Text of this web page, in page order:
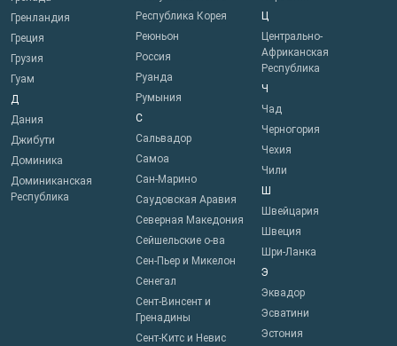
Гренландия
Греция
Грузия
Гуам
Д
Дания
Джибути
Доминика
Доминиканская
Республика
Республика Корея
Реюньон
Россия
Руанда
Румыния
С
Сальвадор
Самоа
Сан-Марино
Саудовская Аравия
Северная Македония
Сейшельские о-ва
Сен-Пьер и Микелон
Сенегал
Сент-Винсент и
Гренадины
Сент-Китс и Невис
Ц
Центрально-
Африканская
Республика
Ч
Чад
Черногория
Чехия
Чили
Ш
Швейцария
Швеция
Шри-Ланка
Э
Эквадор
Эсватини
Эстония